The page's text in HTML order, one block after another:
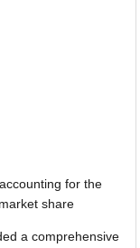
for the
share
a comprehensive